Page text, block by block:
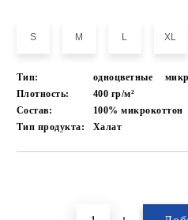
S M L XL
Тип: одноцветные
Плотность:
400 гр/м²
Состав:
100% микрокоттон
Тип продукта:
Халат